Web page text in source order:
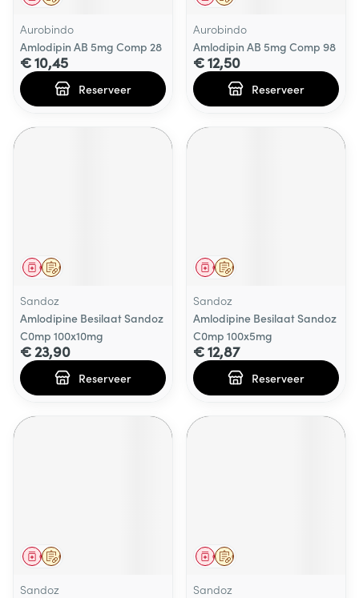
Aurobindo
Amlodipin AB 5mg Comp 28
€ 10,45
Reserveer
Aurobindo
Amlodipin AB 5mg Comp 98
€ 12,50
Reserveer
Op voorschrift
Geneesmiddel
Sandoz
Amlodipine Besilaat Sandoz
C0mp 100x10mg
€ 23,90
Reserveer
Op voorschrift
Geneesmiddel
Sandoz
Amlodipine Besilaat Sandoz
C0mp 100x5mg
€ 12,87
Reserveer
Op voorschrift
Geneesmiddel
Sandoz
Op voorschrift
Geneesmiddel
Sandoz